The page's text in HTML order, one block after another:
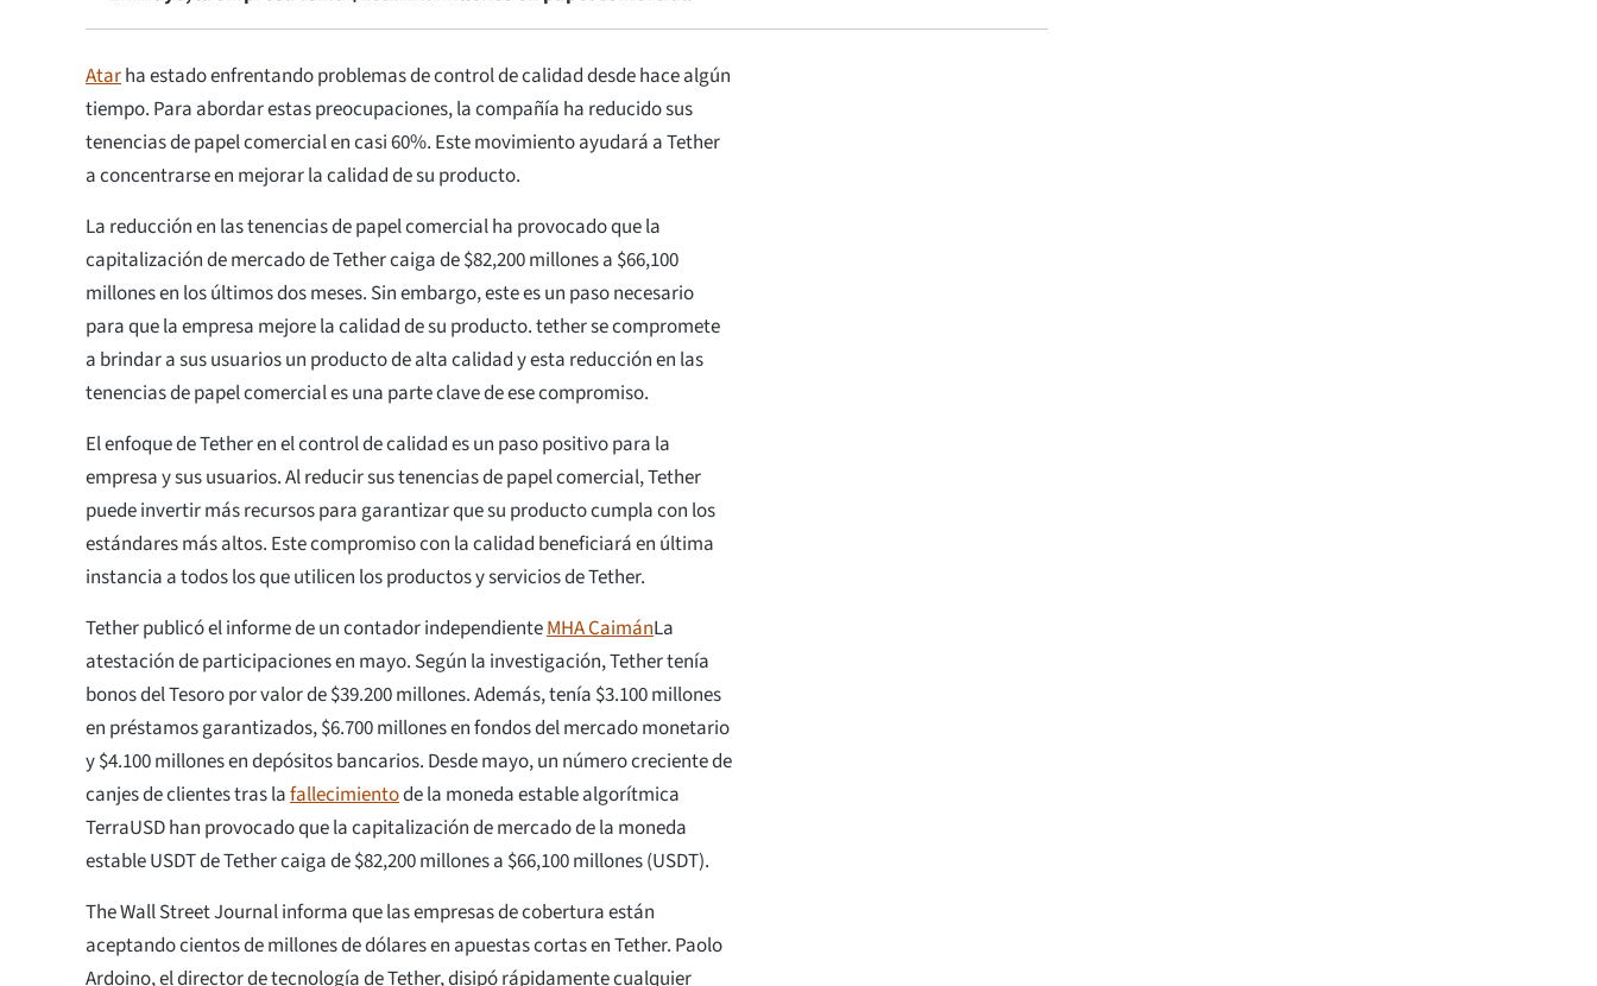
Atarha estado enfrentando problemas de control de calidad desde hace algún
tiempo. Para abordar estas preocupaciones, la compañía ha reducido sus
tenencias de papel comercial en casi 60%. Este movimiento ayudará a Tether
a concentrarse en mejorar la calidad de su producto.
La reducción en las tenencias de papel comercial ha provocado que la
capitalización de mercado de Tether caiga de $82,200 millones a $66,100
millones en los últimos dos meses. Sin embargo, este es un paso necesario
para que la empresa mejore la calidad de su producto. tether se compromete
a brindar a sus usuarios un producto de alta calidad y esta reducción en las
tenencias de papel comercial es una parte clave de ese compromiso.
El enfoque de Tether en el control de calidad es un paso positivo para la
empresa y sus usuarios. Al reducir sus tenencias de papel comercial, Tether
puede invertir más recursos para garantizar que su producto cumpla con los
estándares más altos. Este compromiso con la calidad beneficiará en última
instancia a todos los que utilicen los productos y servicios de Tether.
Tether publicó el informe de un contador independienteMHA CaimánLa
atestación de participaciones en mayo. Según la investigación, Tether tenía
bonos del Tesoro por valor de $39.200 millones. Además, tenía $3.100 millones
en préstamos garantizados, $6.700 millones en fondos del mercado monetario
y $4.100 millones en depósitos bancarios. Desde mayo, un número creciente de
canjes de clientes tras lafallecimientode la moneda estable algorítmica
TerraUSD han provocado que la capitalización de mercado de la moneda
estable USDT de Tether caiga de $82,200 millones a $66,100 millones (USDT).
The Wall Street Journal informa que las empresas de cobertura están
aceptando cientos de millones de dólares en apuestas cortas en Tether. Paolo
Ardoino, el director de tecnología de Tether, disipó rápidamente cualquier